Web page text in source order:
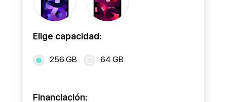
Elige capacidad:
256 GB 64 GB
Financiación: